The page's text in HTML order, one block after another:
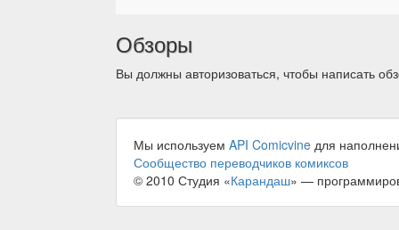
Обзоры
Вы должны авторизоваться, чтобы написать
Мы используем API Comicvine для
Сообщество переводчиков комиксов
© 2010 Студия «Карандаш» —